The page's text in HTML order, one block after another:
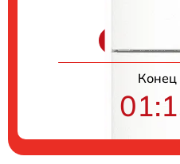
Конец